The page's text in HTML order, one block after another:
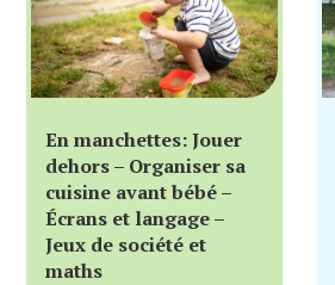
En manchettes: Jouer
dehors – Organiser sa
cuisine avant bébé –
Écrans et langage –
Jeux de société et
maths